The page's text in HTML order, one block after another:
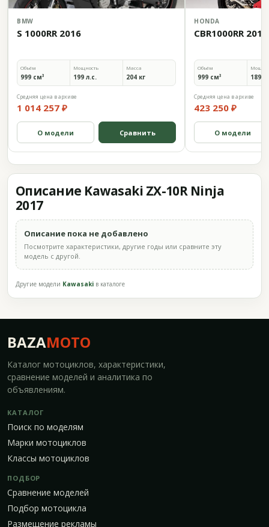
BMW
S 1000RR 2016
Объём
999 см³
Мощность
199 л.с.
Масса
204 кг
Средняя цена в архиве
1 014 257 ₽
О модели Сравнить
HONDA
CBR1000RR 2017
Объём
999 см³ 189
Средняя цена в архиве
423 250 ₽
О модели
Описание Kawasaki ZX-10R Ninja
2017
Описание пока не добавлено
Посмотрите характеристики, другие годы или сравните эту
модель с другой.
Другие модели Kawasaki в каталоге
BAZAMOTO
Каталог мотоциклов, характеристики,
сравнение моделей и аналитика по
объявлениям.
КАТАЛОГ
Поиск по моделям
Марки мотоциклов
Классы мотоциклов
ПОДБОР
Сравнение моделей
Подбор мотоцикла
Размещение рекламы